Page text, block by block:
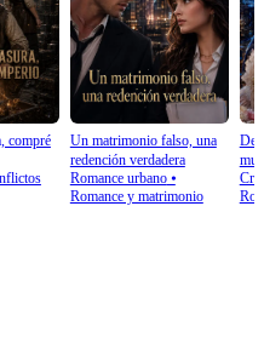
compré
Un matrimonio falso, una
redención verdadera
Romance urbano⦁
Romance y matrimonio